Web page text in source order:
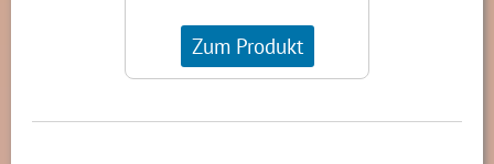
Zum Produkt